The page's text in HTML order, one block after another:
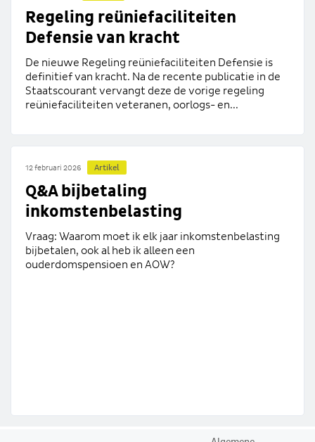
Regeling reüniefaciliteiten
Defensie van kracht
De nieuwe Regeling reüniefaciliteiten Defensie is
definitief van kracht. Na de recente publicatie in de
Staatscourant vervangt deze de vorige regeling
reüniefaciliteiten veteranen, oorlogs- en...
12 februari 2026 Artikel
Q&A bijbetaling
inkomstenbelasting
Vraag: Waarom moet ik elk jaar inkomstenbelasting
bijbetalen, ook al heb ik alleen een
ouderdomspensioen en AOW?